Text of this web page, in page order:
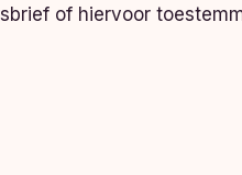
of hiervoor